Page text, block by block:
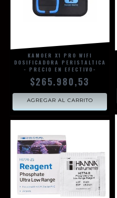
KAMOER X1 PRO WIFI
DOSIFICADORA PERISTALTICA
- PRECIO EN EFECTIVO-
$265.980,53